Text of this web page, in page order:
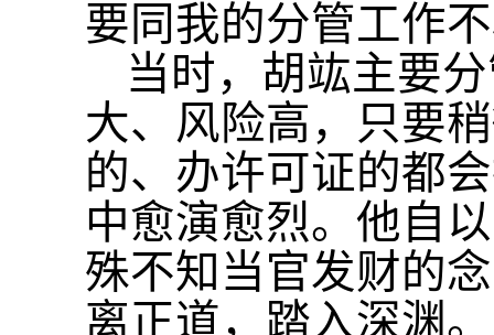
要同我的分管工作
当时，胡竑主要
大、风险高，只要
的、办许可证的都
中愈演愈烈。他自
殊不知当官发财的
离正道，踏入深渊。